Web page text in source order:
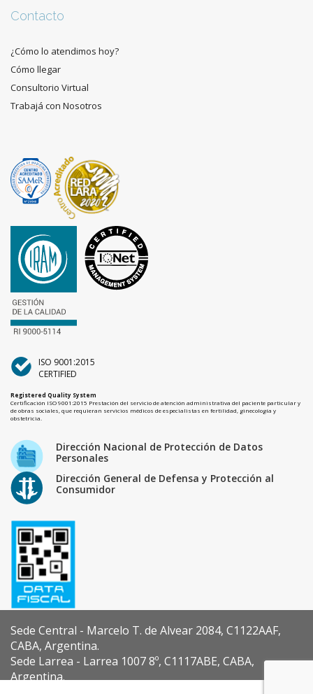
Contacto
¿Cómo lo atendimos hoy?
Cómo llegar
Consultorio Virtual
Trabajá con Nosotros
ISO 9001:2015
CERTIFIED
Registered Quality System
Certificación ISO 9001:2015 Prestación del servicio de atención administrativa del paciente particular y
de obras sociales, que requieran servicios médicos de especialistas en fertilidad, ginecología y
obstetricia.
Dirección Nacional de Protección de Datos
Personales
Dirección General de Defensa y Protección al
Consumidor
Sede Central - Marcelo T. de Alvear 2084, C1122AAF,
CABA, Argentina.
Sede Larrea - Larrea 1007 8º, C1117ABE, CABA,
Argentina.